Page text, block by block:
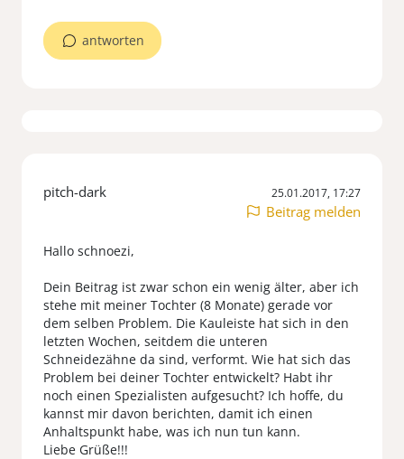
antworten
pitch-dark 25.01.2017, 17:27
Beitrag melden
Hallo schnoezi,
Dein Beitrag ist zwar schon ein wenig älter, aber ich
stehe mit meiner Tochter (8 Monate) gerade vor
dem selben Problem. Die Kauleiste hat sich in den
letzten Wochen, seitdem die unteren
Schneidezähne da sind, verformt. Wie hat sich das
Problem bei deiner Tochter entwickelt? Habt ihr
noch einen Spezialisten aufgesucht? Ich hoffe, du
kannst mir davon berichten, damit ich einen
Anhaltspunkt habe, was ich nun tun kann.
Liebe Grüße!!!